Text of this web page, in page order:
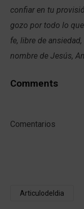
confiar en tu
gozo por todo lo
fe, libre de
nombre de Jesús,
Comments
Comentarios
Articulodeldia